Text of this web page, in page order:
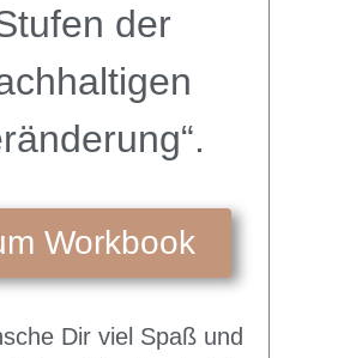
der
Workbook
Dir viel Spaß und